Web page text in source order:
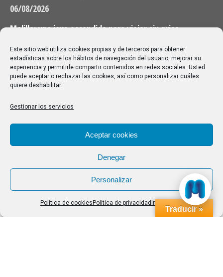
Este sitio web utiliza cookies propias y de terceros para obtener
estadísticas sobre los hábitos de navegación del usuario, mejorar su
experiencia y permitirle compartir contenidos en redes sociales. Usted
puede aceptar o rechazar las cookies, así como personalizar cuáles
quiere deshabilitar.
Gestionar los servicios
Aceptar cookies
Denegar
Personalizar
Política de cookies Política de privacidad Impressum
06/08/2026
Melilla: una joya escondida para viajar sin prisa
28/07/2026
Buscar
Buscar:
Aviso Legal|Política de privacidad|Política de cookies
Traducir »